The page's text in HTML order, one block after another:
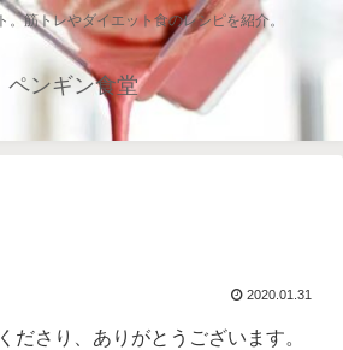
。筋トレやダイエット食のレシピを紹介。
ペンギン食堂
2020.01.31
ださり、ありがとうございます。